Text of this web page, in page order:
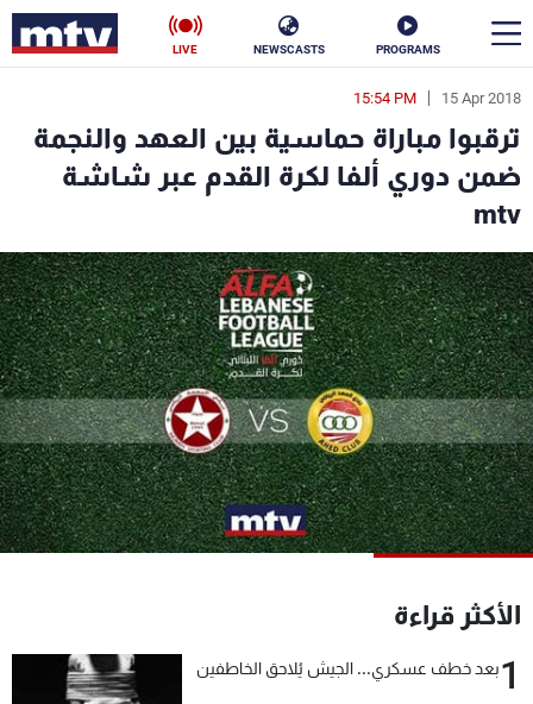
PROGRAMS
NEWSCASTS
LIVE
15 Apr 2018
15:54 PM
ترقبوا مباراة حماسية بين العهد والنجمة
ضمن دوري ألفا لكرة القدم عبر شاشة
mtv
الأكثر قراءة
1بعد خطف عسكري... الجيش يُلاحق الخاطفين
en
الأخبار
سياسة
إقتصاد فن
منوعات رياضة
كأس العالم
البرامج
جدول البرامج
شاهد البرامج
عن MTV
الإنـتـاج
وظائف